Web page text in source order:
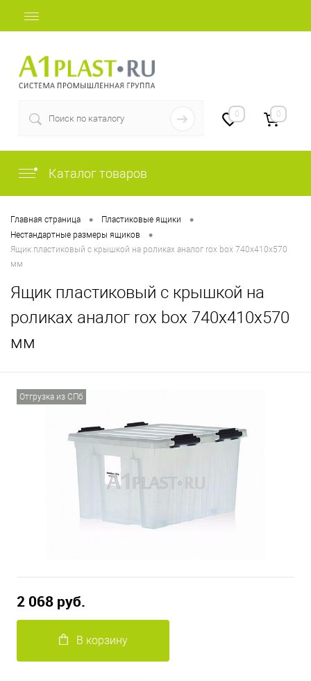
0 0
Каталог товаров
Главная страница • Пластиковые ящики •
Нестандартные размеры ящиков •
Ящик пластиковый с крышкой на роликах аналог rox box 740х410х570
мм
Ящик пластиковый с крышкой на
роликах аналог rox box 740х410х570
мм
Отгрузка из СПб
2 068 руб.
В корзину